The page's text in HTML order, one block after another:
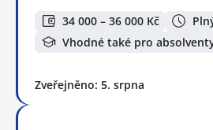
34 000 – 36 000 Kč
Vhodné také pro
Zveřejněno: 5. srpna